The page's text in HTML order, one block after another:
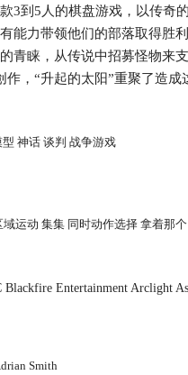
3到5人的棋盘游戏，以传奇
能力带领他们的部落取得胜
青睐，从传说中招募怪物来
作，“升起的太阳”重聚了造
神话 谈判 战争游戏
运动 集集 同时动作选择 拿着那
Entertainment Arclight
Smith